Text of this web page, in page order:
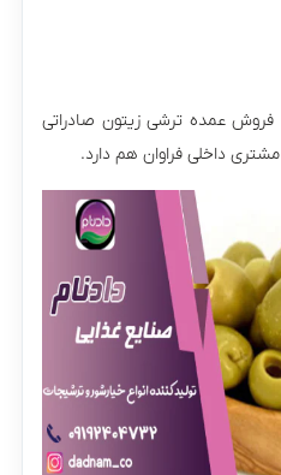
فروش عمده ترشی زیتون صادراتی
مشتری داخلی فراوان هم دارد.